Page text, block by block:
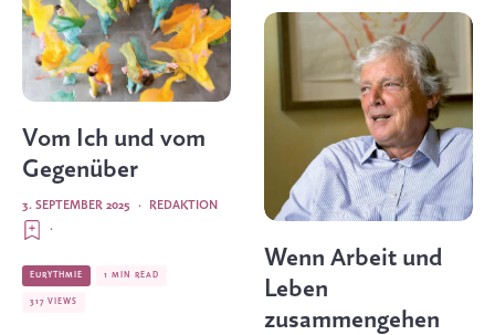
Vom Ich und vom
Gegenüber
REDAKTION
·
3. SEPTEMBER 2025
·
EURYTHMIE 1 MIN READ
317 VIEWS
Wenn Arbeit und
Leben
zusammengehen